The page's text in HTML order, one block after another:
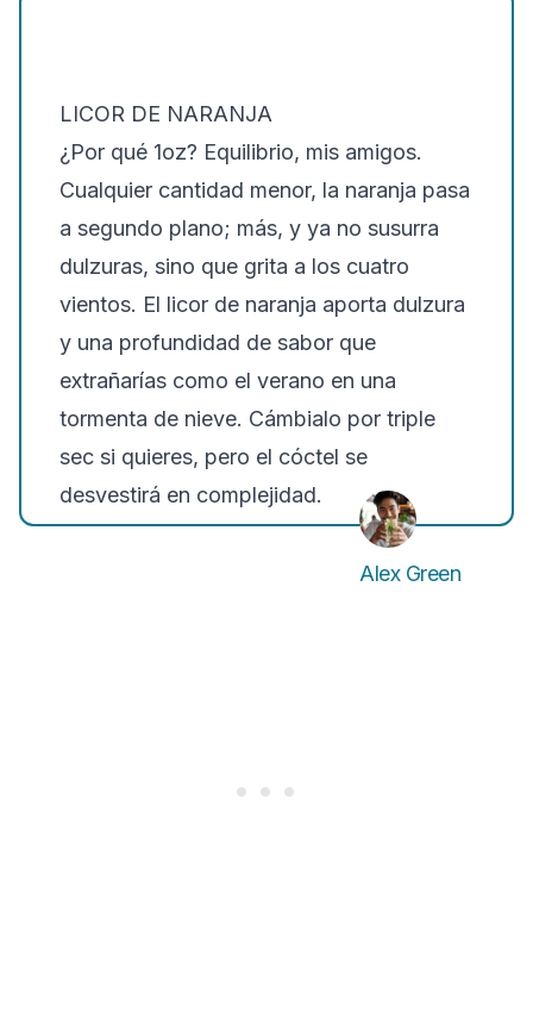
LICOR DE NARANJA
¿Por qué 1oz? Equilibrio, mis amigos.
Cualquier cantidad menor, la naranja pasa
a segundo plano; más, y ya no susurra
dulzuras, sino que grita a los cuatro
vientos. El licor de naranja aporta dulzura
y una profundidad de sabor que
extrañarías como el verano en una
tormenta de nieve. Cámbialo por triple
sec si quieres, pero el cóctel se
desvestirá en complejidad.
Alex Green